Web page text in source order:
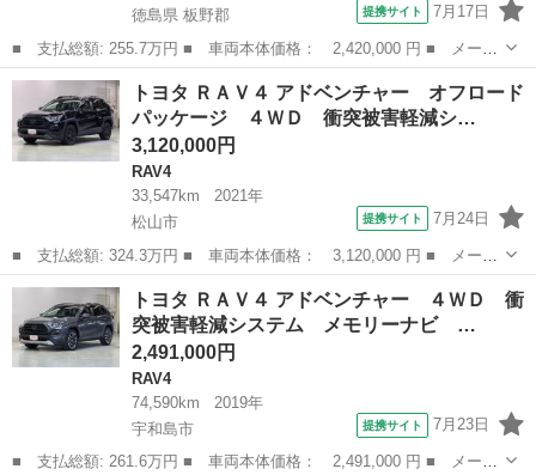
徳島県 板野郡
提携サイト 7月17日
■ 支払総額: 255.7万円 ■ 車両本体価格： 2,420,000 円 ■ メーカ
ー名： トヨタ ■ 車種名： ＲＡＶ４ ■ グレード名： ハイブリ
ッドＧ ４ＷＤ フルセグ メモリーナビ ＤＶＤ再生 バックカメ
ラ 衝突...
徳島 板野郡 RAV4
トヨタ ＲＡＶ４ アドベンチャー オフロード
パッケージ ４ＷＤ 衝突被害軽減シ…
3,120,000円
RAV4
33,547km
2021年
松山市
提携サイト 7月24日
■ 支払総額: 324.3万円 ■ 車両本体価格： 3,120,000 円 ■ メーカ
ー名： トヨタ ■ 車種名： ＲＡＶ４ ■ グレード名： アドベン
チャー オフロードパッケージ ４ＷＤ 衝突被害軽減システム バ
ックカメ...
愛媛 松山市 RAV4
トヨタ ＲＡＶ４ アドベンチャー ４ＷＤ 衝
突被害軽減システム メモリーナビ …
2,491,000円
RAV4
74,590km
2019年
宇和島市
提携サイト 7月23日
■ 支払総額: 261.6万円 ■ 車両本体価格： 2,491,000 円 ■ メーカ